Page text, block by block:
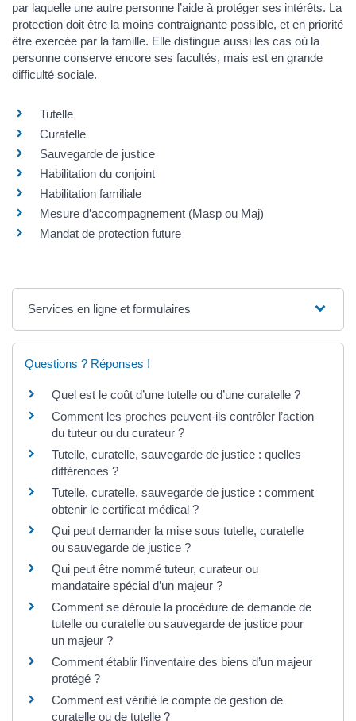
par laquelle une autre personne l’aide à protéger ses intérêts. La
protection doit être la moins contraignante possible, et en priorité
être exercée par la famille. Elle distingue aussi les cas où la
personne conserve encore ses facultés, mais est en grande
difficulté sociale.
Tutelle
Curatelle
Sauvegarde de justice
Habilitation du conjoint
Habilitation familiale
Mesure d’accompagnement (Masp ou Maj)
Mandat de protection future
Services en ligne et formulaires
Questions ? Réponses !
Quel est le coût d’une tutelle ou d’une curatelle ?
Comment les proches peuvent-ils contrôler l’action
du tuteur ou du curateur ?
Tutelle, curatelle, sauvegarde de justice : quelles
différences ?
Tutelle, curatelle, sauvegarde de justice : comment
obtenir le certificat médical ?
Qui peut demander la mise sous tutelle, curatelle
ou sauvegarde de justice ?
Qui peut être nommé tuteur, curateur ou
mandataire spécial d’un majeur ?
Comment se déroule la procédure de demande de
tutelle ou curatelle ou sauvegarde de justice pour
un majeur ?
Comment établir l’inventaire des biens d’un majeur
protégé ?
Comment est vérifié le compte de gestion de
curatelle ou de tutelle ?